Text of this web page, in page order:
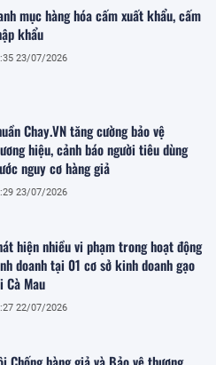
mục hàng hóa cấm xuất khẩu, cấm
khẩu
23/07/2026
Chay.VN tăng cường bảo vệ
hiệu, cảnh báo người tiêu dùng
nguy cơ hàng giả
23/07/2026
hiện nhiều vi phạm trong hoạt động
doanh tại 01 cơ sở kinh doanh gạo
Cà Mau
22/07/2026